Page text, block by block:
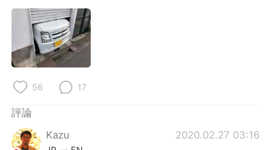
日本語
Русский
Indonesia
Türkçe
Português
56 17
評論
Kazu
2020.02.27 03:16